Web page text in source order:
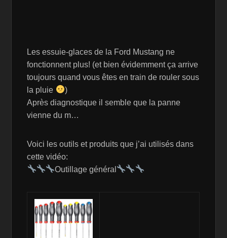
Les essuie-glaces de la Ford Mustang ne
fonctionnent plus! (et bien évidemment ça arrive
toujours quand vous êtes en train de rouler sous
la pluie
)
Après diagnostique il semble que la panne
vienne du m…
Voici les outils et produits que j’ai utilisés dans
cette vidéo:
Outillage général